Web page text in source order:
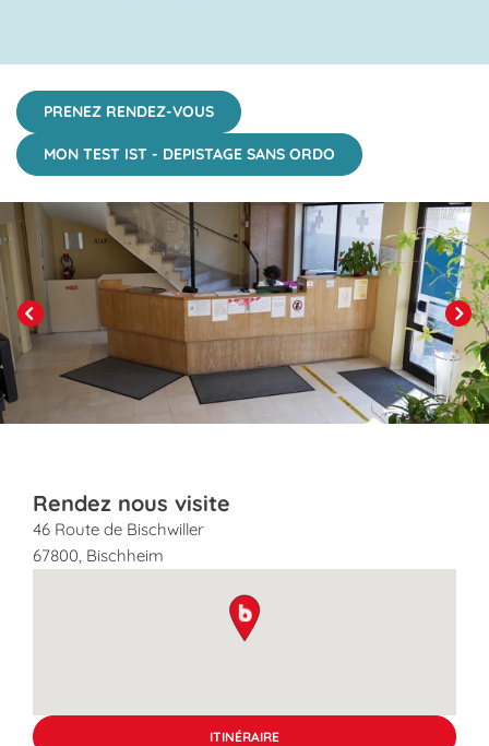
PRENEZ RENDEZ-VOUS
MON TEST IST - DEPISTAGE SANS ORDO
Previous
Next
Click to View in Slide Show
Rendez nous visite
46 Route de Bischwiller
67800, Bischheim
map pin
ITINÉRAIRE